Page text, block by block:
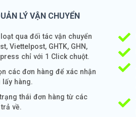
LÝ VẬN CHUYỂN
qua đối tác vận chuyển
Viettelpost, GHTK, GHN,
chỉ với 1 Click chuột.
các đơn hàng để xác nhận
hàng.
thái đơn hàng từ các
về.